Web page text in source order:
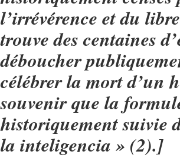
l’irrévérence et du
trouve des centaines
déboucher
célébrer la mort d’un
souvenir que la
historiquement suivie
la inteligencia » (2).]